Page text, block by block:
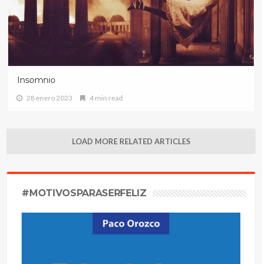
Insomnio
28 enero 2023 4 min read
LOAD MORE RELATED ARTICLES
#MOTIVOSPARASERFELIZ